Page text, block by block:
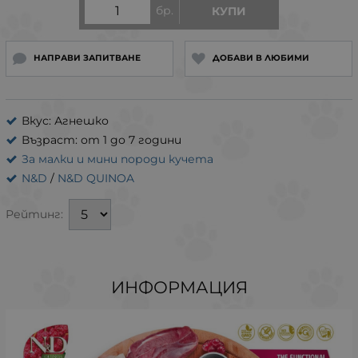
бр. КУПИ
НАПРАВИ ЗАПИТВАНЕ ДОБАВИ В ЛЮБИМИ
Вкус: Агнешко
Възраст: от 1 до 7 години
За малки и мини породи кучета
N&D / N&D QUINOA
Рейтинг:
ИНФОРМАЦИЯ